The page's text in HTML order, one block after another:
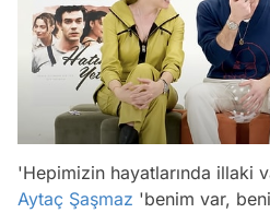
'Hepimizin hayatlarında illaki
Aytaç Şaşmaz 'benim var,